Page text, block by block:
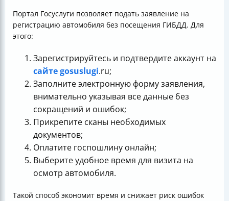
Портал Госуслуги позволяет подать заявление на
регистрацию автомобиля без посещения ГИБДД. Для
этого:
Зарегистрируйтесь и подтвердите аккаунт на
сайте gosuslugi.ru;
Заполните электронную форму заявления,
внимательно указывая все данные без
сокращений и ошибок;
Прикрепите сканы необходимых
документов;
Оплатите госпошлину онлайн;
Выберите удобное время для визита на
осмотр автомобиля.
Такой способ экономит время и снижает риск ошибок